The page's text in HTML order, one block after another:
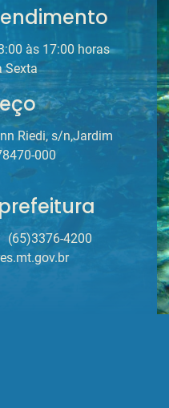
às 17:00 horas
Sexta
Riedi, s/n,Jardim
000
(65)3376-4200